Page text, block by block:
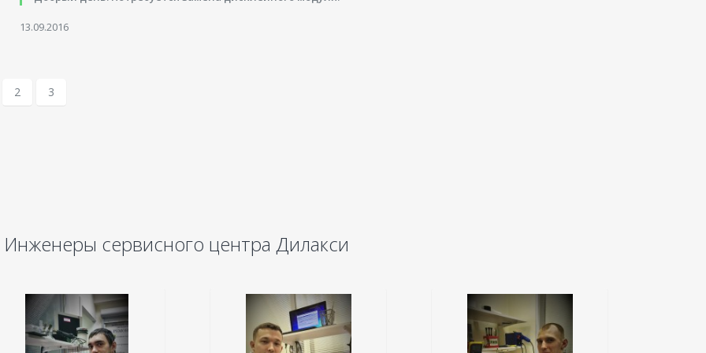
13.09.2016
2 3
Инженеры сервисного центра Дилакси